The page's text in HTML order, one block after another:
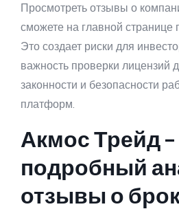
Просмотреть отзывы о
сможете на главной странице
Это создает риски для
важность проверки лицензий
законности и безопасности
платформ.
Акмос Трейд –
подробный
отзывы о